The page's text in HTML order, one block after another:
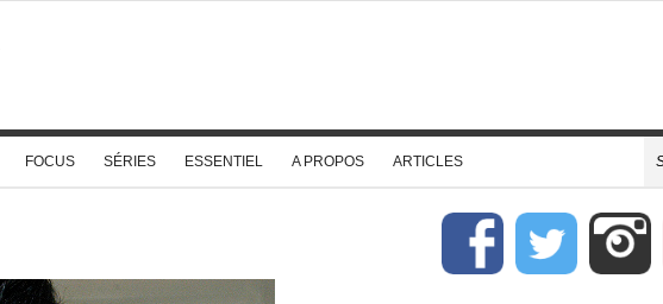
FOCUS SÉRIES ESSENTIEL A PROPOS ARTICLES